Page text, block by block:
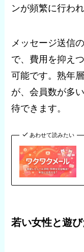
ンが頻繁に行わ
メッセージ送信
で、費用を抑え
可能です。熟年
が、会員数が多
待できます。
あわせて読みたい
若い女性と遊